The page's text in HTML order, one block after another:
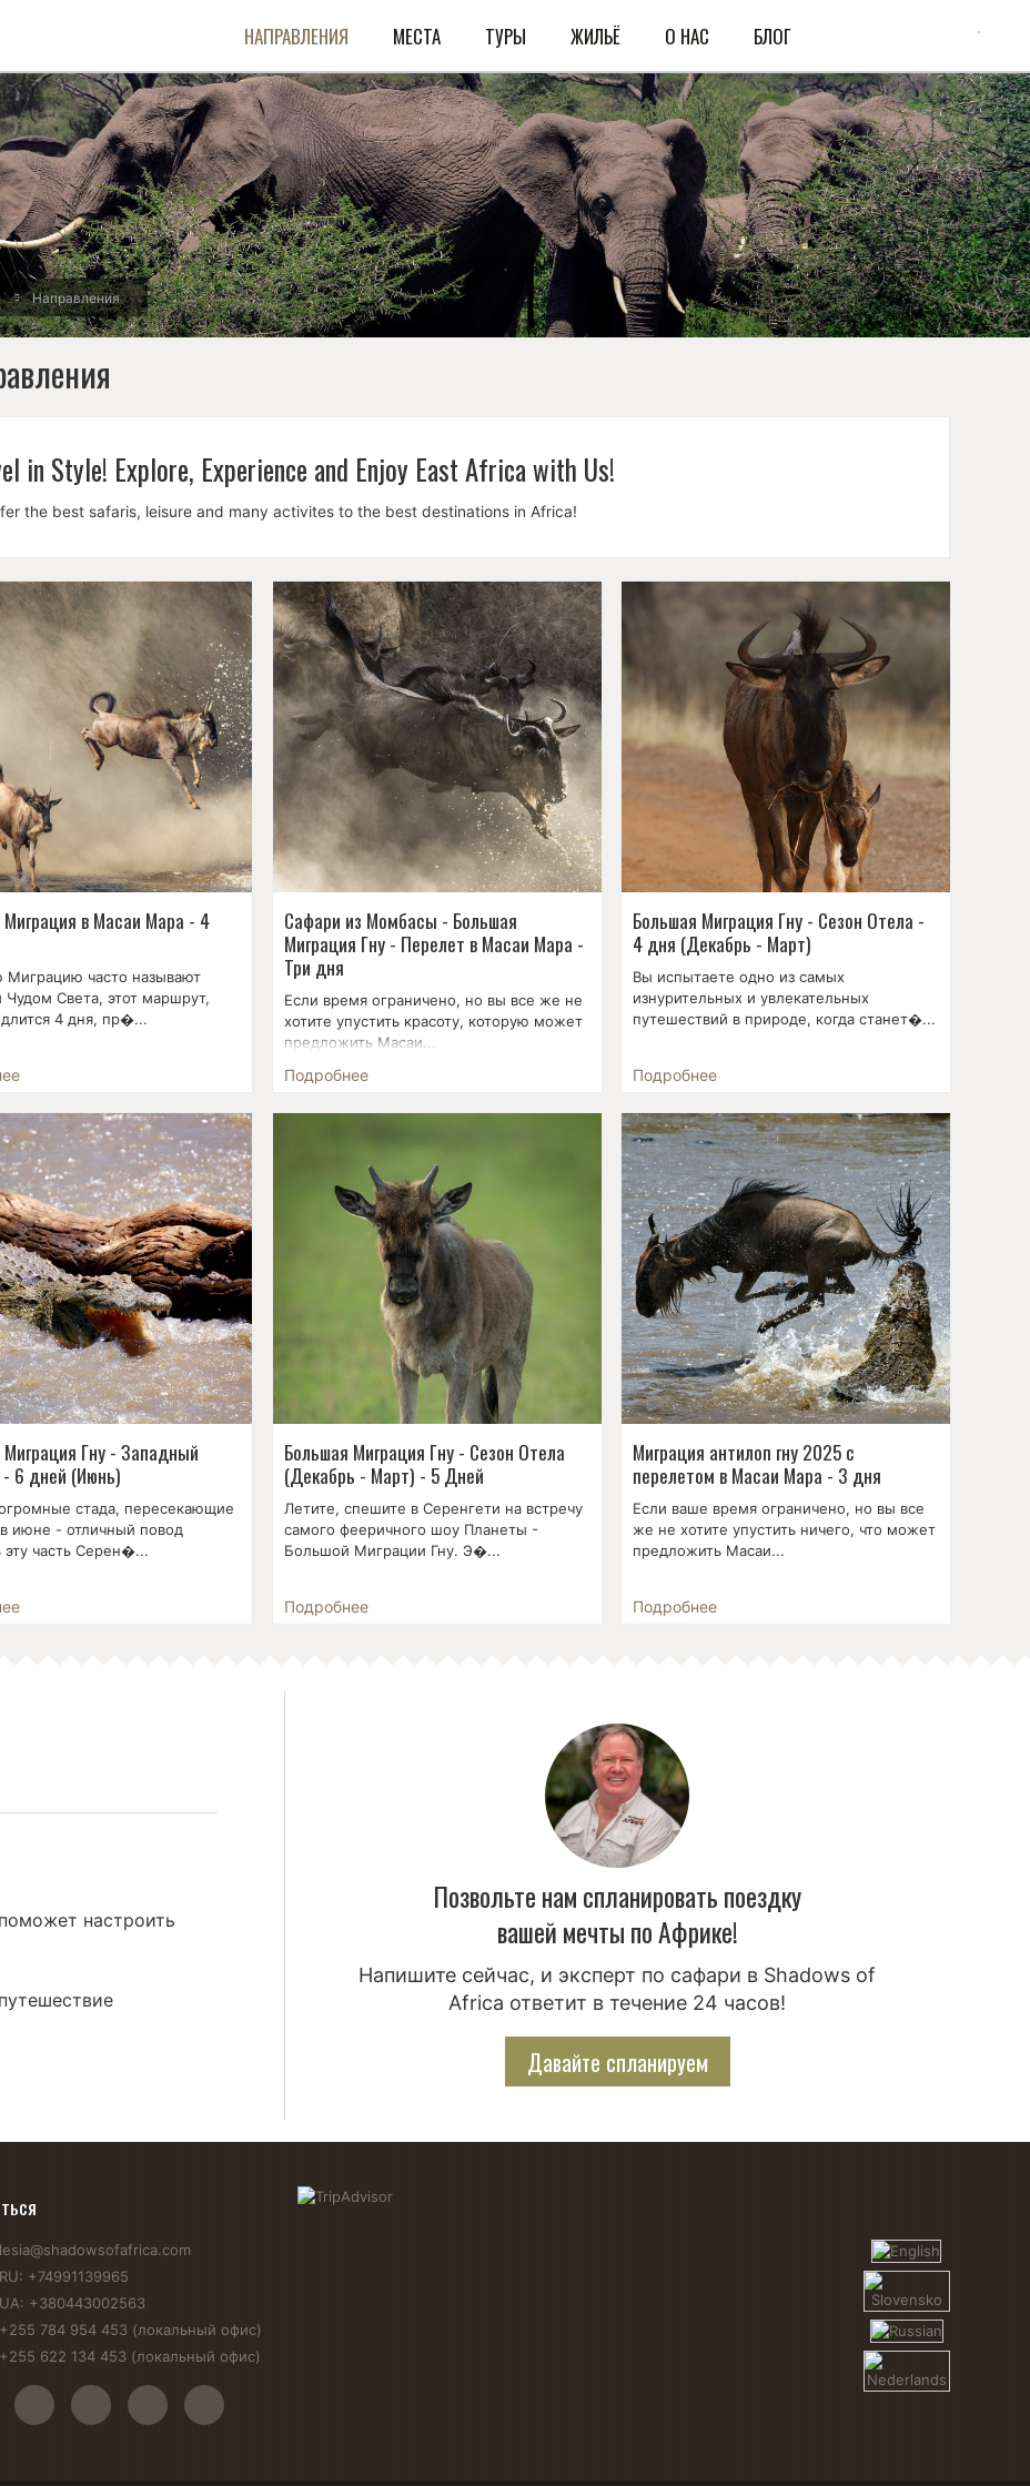
НАПРАВЛЕНИЯ МЕСТА ТУРЫ ЖИЛЬЁ О НАС БЛОГ
Направления
in Style! Explore, Experience and Enjoy East Africa with Us!
the best safaris, leisure and many activites to the best destinations in Africa!
в Масаи Мара - 4
часто называют
Света, этот маршрут,
4 дня, пр�...
Сафари из Момбасы - Большая
Миграция Гну - Перелет в Масаи Мара -
Три дня
Если время ограничено, но вы все же не
хотите упустить красоту, которую может
предложить Масаи...
Подробнее
Большая Миграция Гну - Сезон Отела -
4 дня (Декабрь - Март)
Вы испытаете одно из самых
изнурительных и увлекательных
путешествий в природе, когда станет�...
Подробнее
Гну - Западный
6 дней (Июнь)
стада, пересекающие
июне - отличный повод
эту часть Серен�...
Большая Миграция Гну - Сезон Отела
(Декабрь - Март) - 5 Дней
Летите, спешите в Серенгети на встречу
самого фееричного шоу Планеты -
Большой Миграции Гну. Э�...
Подробнее
Миграция антилоп гну 2025 с
перелетом в Масаи Мара - 3 дня
Если ваше время ограничено, но вы все
же не хотите упустить ничего, что может
предложить Масаи...
Подробнее
настроить
Позвольте нам спланировать поездку
вашей мечты по Африке!
Напишите сейчас, и эксперт по сафари в Shadows of
Africa ответит в течение 24 часов!
Давайте спланируем
lesia@shadowsofafrica.com
RU: +74991139965
UA: +380443002563
+255 784 954 453 (локальный офис)
+255 622 134 453 (локальный офис)